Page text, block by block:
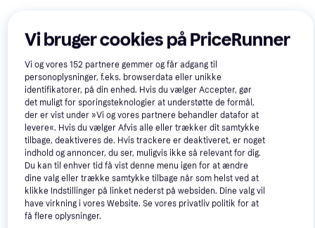
Horse Guard Træktov Med
Stålpistolhage 2 m -
Marineblå
Grimeskaft
29 kr.
3 butikker
179 kr.
4 butikker
Vi bruger cookies på PriceRunner
Vi og vores152 partnere gemmer og får adgang til
personoplysninger, f.eks. browserdata eller unikke
identifikatorer, på din enhed. Hvis du vælger Accepter, gør
det muligt for sporingsteknologier at understøtte de formål,
der er vist under »Vi og vores partnere behandler datafor at
levere«. Hvis du vælger Afvis alle eller trækker dit samtykke
tilbage, deaktiveres de. Hvis trackere er deaktiveret, er noget
indhold og annoncer, du ser, muligvis ikke så relevant for dig.
Du kan til enhver tid få vist denne menu igen for at ændre
dine valg eller trække samtykke tilbage når som helst ved at
klikke Indstillinger på linket nederst på websiden. Dine valg vil
have virkning i vores Website. Se vores privatliv politik for at
få flere oplysninger.